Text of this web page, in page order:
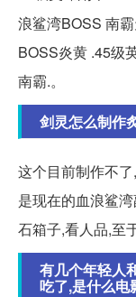
浪鲨湾BOSS 南
BOSS炎黄 .45级
南霸.。
剑灵怎么制作
这个目前制作不
是现在的血浪鲨
石箱子,看人品,至
有几个年轻人
吃了,是什么电